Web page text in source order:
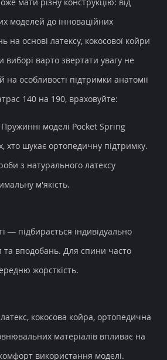
моделей до інноваційних
на основі латексу, кокосової койри
варто звертати увагу не
на особливості підтримки анатомії
140 на 190, враховуйте:
Пружинні моделі Pocket Spring
хто шукає ортопедичну підтримку.
з натурального латексу
м'якість.
— підбирається індивідуально
та вподобань. Для спини часто
жорсткість.
кокосова койра, ортопедична
матеріалів впливає на
комфорт використання моделі.